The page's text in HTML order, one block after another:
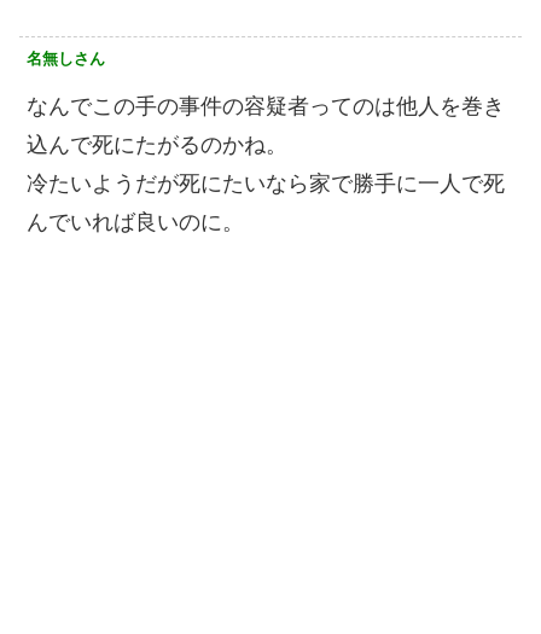
名無しさん
なんでこの手の事件の容疑者ってのは他人を巻き
込んで死にたがるのかね。
冷たいようだが死にたいなら家で勝手に一人で死
んでいれば良いのに。